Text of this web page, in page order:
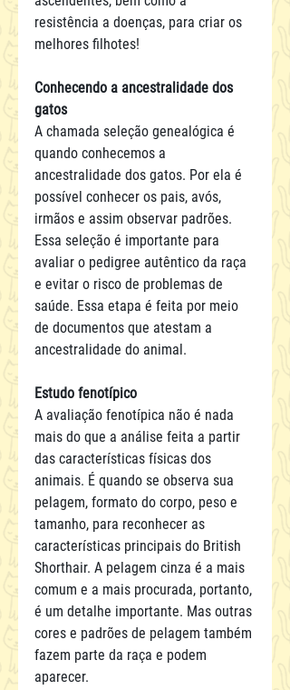
resistência a doenças, para criar os
melhores filhotes!
Conhecendo a ancestralidade dos
gatos
A chamada seleção genealógica é
quando conhecemos a
ancestralidade dos gatos. Por ela é
possível conhecer os pais, avós,
irmãos e assim observar padrões.
Essa seleção é importante para
avaliar o pedigree autêntico da raça
e evitar o risco de problemas de
saúde. Essa etapa é feita por meio
de documentos que atestam a
ancestralidade do animal.
Estudo fenotípico
A avaliação fenotípica não é nada
mais do que a análise feita a partir
das características físicas dos
animais. É quando se observa sua
pelagem, formato do corpo, peso e
tamanho, para reconhecer as
características principais do British
Shorthair. A pelagem cinza é a mais
comum e a mais procurada, portanto,
é um detalhe importante. Mas outras
cores e padrões de pelagem também
fazem parte da raça e podem
aparecer.